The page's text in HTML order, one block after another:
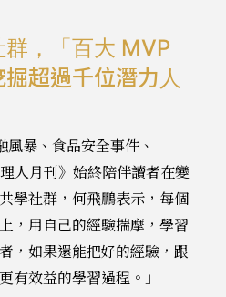
，「百大 MVP
超過千位潛力人
暴、食品安全事件、
人月刊》始終陪伴讀者在變
學社群，何飛鵬表示，每個
，用自己的經驗揣摩，學習
，如果還能把好的經驗，跟
有效益的學習過程。」